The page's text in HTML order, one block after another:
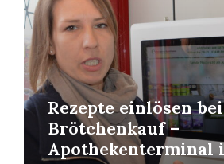
Rezepte einlösen
Brötchenkauf –
Apothekenterminal